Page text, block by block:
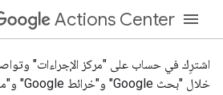
Actions Center
اشترِك في حساب على "مركز الإجراءات"
خلال "بحث Google" و"خرائط Google" و"مساعد Google".